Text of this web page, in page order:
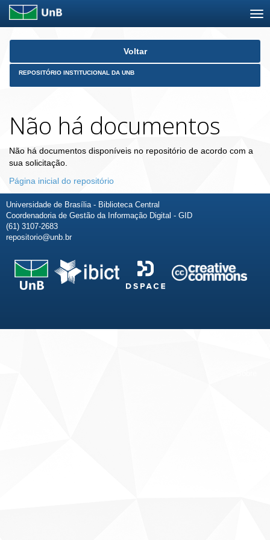
Skip
Voltar
REPOSITÓRIO INSTITUCIONAL DA UNB
Não há documentos
Não há documentos disponíveis no repositório de acordo com a
sua solicitação.
Página inicial do repositório
Universidade de Brasília - Biblioteca Central
Coordenadoria de Gestão da Informação Digital - GID
(61) 3107-2683
repositorio@unb.br